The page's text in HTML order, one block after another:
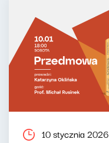
10 stycznia 2026